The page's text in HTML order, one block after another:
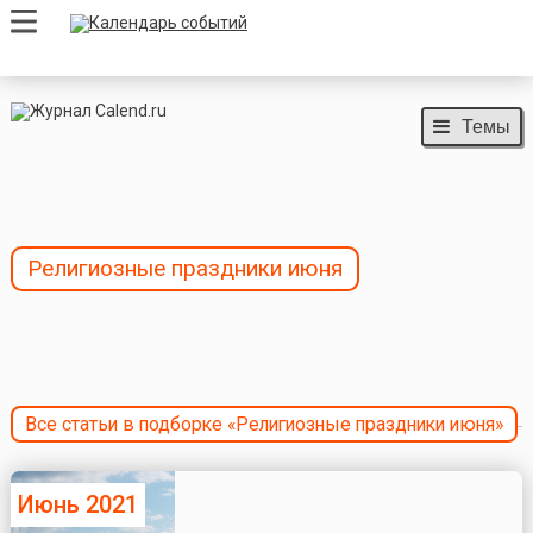
Темы
Религиозные праздники июня
Все статьи в подборке «Религиозные праздники июня»
Июнь 2021